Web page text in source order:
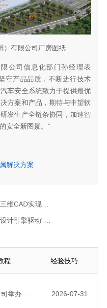
）有限公司厂房图纸
公司信息化部门孙经理表
守产品品质，不断进行技术
车安全系统致力于提供最优
方案和产品，期待与中望软
发生产全链条协同，加速智
安全新图景。”
解决方案
海德世：应用中望二三维CAD实现设计提效
程 经验技巧
数字化创新实践 2026-07-31